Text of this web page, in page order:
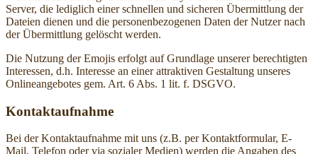
Server, die lediglich einer schnellen und sicheren Übermittlung der
Dateien dienen und die personenbezogenen Daten der Nutzer nach
der Übermittlung gelöscht werden.
Die Nutzung der Emojis erfolgt auf Grundlage unserer berechtigten
Interessen, d.h. Interesse an einer attraktiven Gestaltung unseres
Onlineangebotes gem. Art. 6 Abs. 1 lit. f. DSGVO.
Kontaktaufnahme
Bei der Kontaktaufnahme mit uns (z.B. per Kontaktformular, E-
Mail, Telefon oder via sozialer Medien) werden die Angaben des